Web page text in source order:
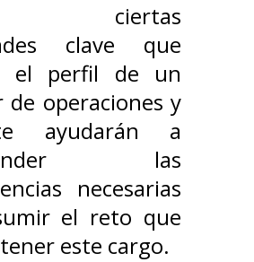
ciertas
clave que
el perfil de un
de operaciones y
ayudarán a
las
necesarias
el reto que
este cargo.